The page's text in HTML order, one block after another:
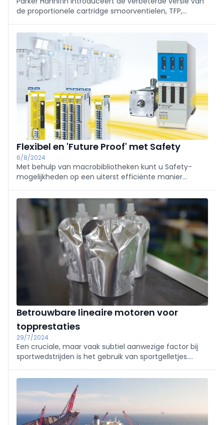
de proportionele cartridge smoorventielen, TFP,
ventiel. Het nieuwe ventiel vermindert de
stapresponstijden met maximaal 30%.
Flexibel en 'Future Proof' met Safety
6/8/2024
Met behulp van macrobibliotheken kunt u Safety-
mogelijkheden op een uiterst efficiënte manier
Betrouwbare lineaire motoren voor
topprestaties
29/7/2024
Een cruciale, maar vaak subtiel aanwezige factor bij
sportwedstrijden is het gebruik van sportgelletjes.
vulmachines voor deze gelletjes dankzij de
aandrijftechnologie van Faulhaber.